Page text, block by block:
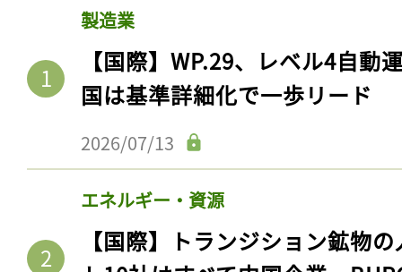
製造業
【国際】WP.29、レベル4自動
国は基準詳細化で一歩リード
2026/07/13
エネルギー・資源
【国際】トランジション鉱物